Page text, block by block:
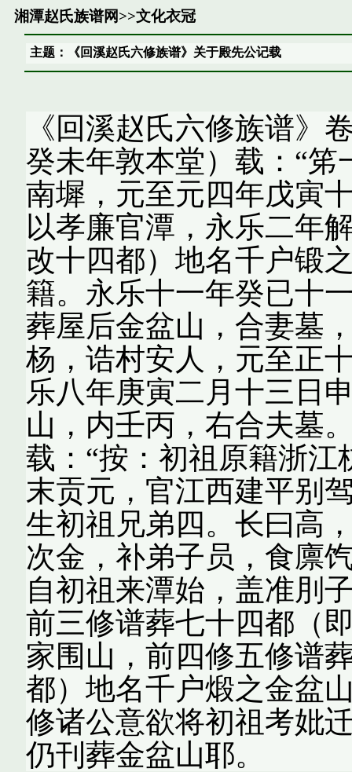
湘潭赵氏族谱网>>文化衣冠
主题：《回溪赵氏六修族谱》关于殿先公记载
《回溪赵氏六修族谱》
癸未年敦本堂）载：“
南墀，元至元四年戊寅
以孝廉官潭，永乐二年
改十四都）地名千户锻
籍。永乐十一年癸已十
葬屋后金盆山，合妻墓
杨，诰村安人，元至正
乐八年庚寅二月十三日
山，内壬丙，右合夫墓
载：“按：初祖原籍浙
末贡元，官江西建平别
生初祖兄弟四。长曰高
次金，补弟子员，食廪
自初祖来潭始，盖准刖
前三修谱葬七十四都（
家围山，前四修五修谱
都）地名千户煅之金盆
修诸公意欲将初祖考妣
仍刊葬金盆山耶。